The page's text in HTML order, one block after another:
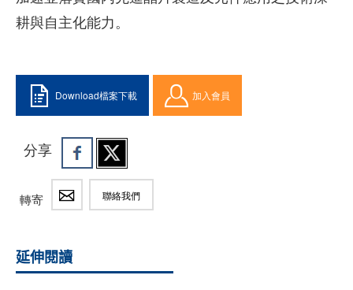
耕與自主化能力。
Download檔案下載 加入會員
分享
轉寄 聯絡我們
延伸閱讀